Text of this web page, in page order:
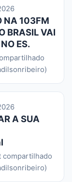
NA 103FM
BRASIL VAI
ES.
A SUA
compartilhado